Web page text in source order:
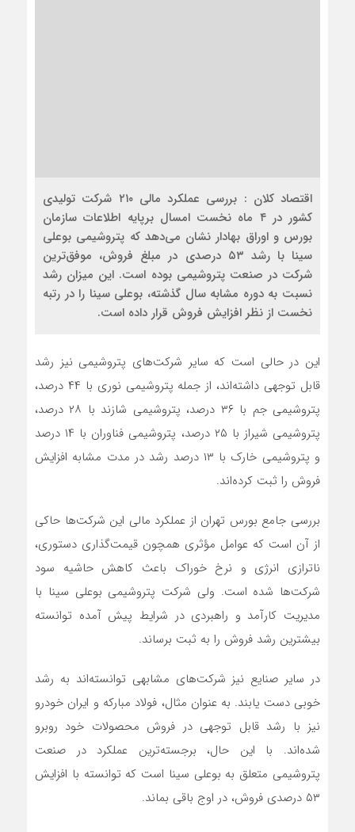
اقتصاد کلان : بررسی عملکرد مالی ۲۱۰ شرکت تولیدی
کشور در ۴ ماه نخست امسال برپایه اطلاعات سازمان
بورس و اوراق بهادار نشان می‌دهد که پتروشیمی بوعلی
سینا با رشد ۵۳ درصدی در مبلغ فروش، موفق‌ترین
شرکت در صنعت پتروشیمی بوده است. این میزان رشد
نسبت به دوره مشابه سال گذشته، بوعلی سینا را در رتبه
نخست از نظر افزایش فروش قرار داده است.
این در حالی است که سایر شرکت‌های پتروشیمی نیز رشد
قابل توجهی داشته‌اند، از جمله پتروشیمی نوری با ۴۴ درصد،
پتروشیمی جم با ۳۶ درصد، پتروشیمی شازند با ۲۸ درصد،
پتروشیمی شیراز با ۲۵ درصد، پتروشیمی فناوران با ۱۴ درصد
و پتروشیمی خارک با ۱۳ درصد رشد در مدت مشابه افزایش
فروش را ثبت کرده‌اند.
بررسی جامع بورس تهران از عملکرد مالی این شرکت‌ها حاکی
از آن است که عوامل مؤثری همچون قیمت‌گذاری دستوری،
ناترازی انرژی و نرخ خوراک باعث کاهش حاشیه سود
شرکت‌ها شده است. ولی شرکت پتروشیمی بوعلی سینا با
مدیریت کارآمد و راهبردی در شرایط پیش آمده توانسته
بیشترین رشد فروش را به ثبت برساند.
در سایر صنایع نیز شرکت‌های مشابهی توانسته‌اند به رشد
خوبی دست یابند. به عنوان مثال، فولاد مبارکه و ایران خودرو
نیز با رشد قابل توجهی در فروش محصولات خود روبرو
شده‌اند. با این حال، برجسته‌ترین عملکرد در صنعت
پتروشیمی متعلق به بوعلی سینا است که توانسته با افزایش
۵۳ درصدی فروش، در اوج باقی بماند.